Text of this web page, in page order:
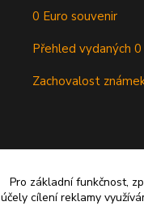
0 Euro souvenir
Přehled vydaných
Zachovalost
Pro základní funkčnost,
účely cílení reklamy